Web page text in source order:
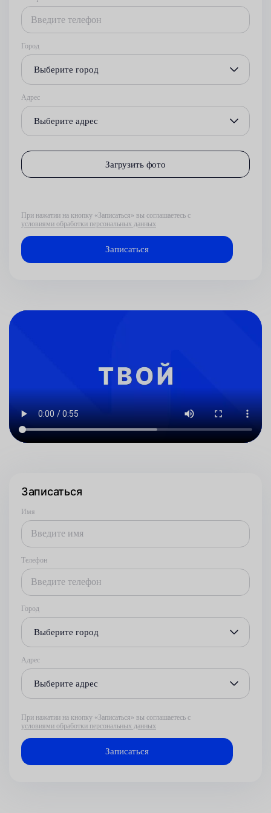
Город
Выберите город
Адрес
Выберите адрес
Загрузить фото
При нажатии на кнопку «Записаться» вы соглашаетесь с
условиями обработки персональных данных
Записаться
Имя
Телефон
Город
Выберите город
Адрес
Выберите адрес
При нажатии на кнопку «Записаться» вы соглашаетесь с
условиями обработки персональных данных